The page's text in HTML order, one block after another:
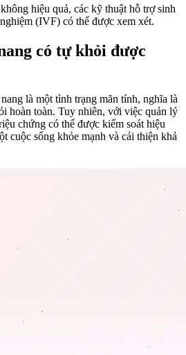
hiệu quả, các kỹ thuật hỗ trợ sinh
(IVF) có thể được xem xét.
có tự khỏi được
là một tình trạng mãn tính, nghĩa là
hoàn toàn. Tuy nhiên, với việc quản lý
chứng có thể được kiểm soát hiệu
cuộc sống khỏe mạnh và cải thiện khả